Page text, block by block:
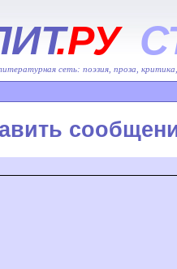
.РУ
сеть: поэзия, проза,